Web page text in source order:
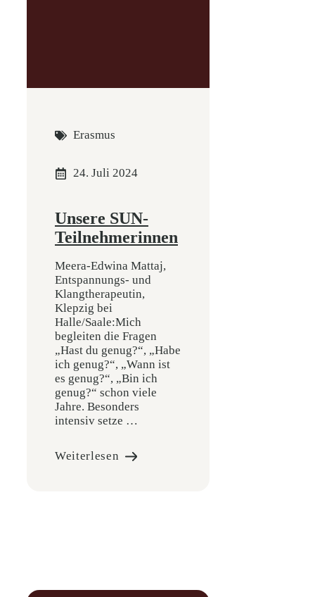
Erasmus
24. Juli 2024
Unsere SUN-
Teilnehmerinnen
Meera-Edwina Mattaj,
Entspannungs- und
Klangtherapeutin,
Klepzig bei
Halle/Saale:Mich
begleiten die Fragen
„Hast du genug?“, „Habe
ich genug?“, „Wann ist
es genug?“, „Bin ich
genug?“ schon viele
Jahre. Besonders
intensiv setze …
Weiterlesen